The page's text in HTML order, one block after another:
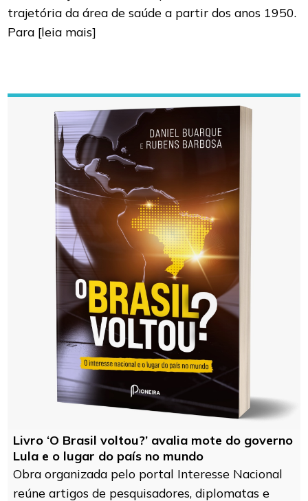
trajetória da área de saúde a partir dos anos 1950.
Para [leia mais]
Livro ‘O Brasil voltou?’ avalia mote do governo
Lula e o lugar do país no mundo
Obra organizada pelo portal Interesse Nacional
reúne artigos de pesquisadores, diplomatas e